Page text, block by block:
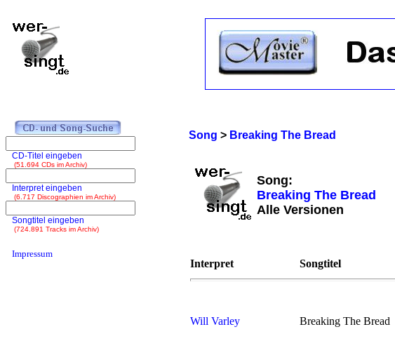
Song > Breaking The Bread
Song:
Breaking The Bread
Alle Versionen
Interpret Songtitel
Will Varley Breaking The Bread
CD-Titel eingeben
(51.694 CDs im Archiv)
Interpret eingeben
(6.717 Discographien im Archiv)
Songtitel eingeben
(724.891 Tracks im Archiv)
Impressum